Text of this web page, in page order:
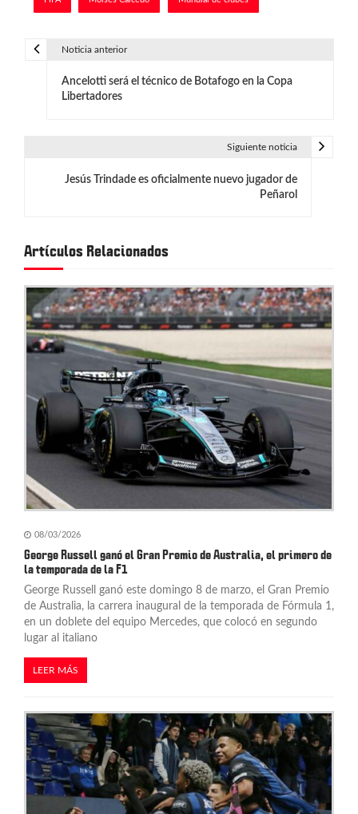
i
ó
n
d
r
d
a
s
Noticia anterior
Ancelotti será el técnico de Botafogo en la Copa
Libertadores
Siguiente noticia
Jesús Trindade es oficialmente nuevo jugador de
Peñarol
Artículos Relacionados
08/03/2026
George Russell ganó el Gran Premio de Australia, el primero de
la temporada de la F1
George Russell ganó este domingo 8 de marzo, el Gran Premio
de Australia, la carrera inaugural de la temporada de Fórmula 1,
en un doblete del equipo Mercedes, que colocó en segundo
lugar al italiano
LEER MÁS